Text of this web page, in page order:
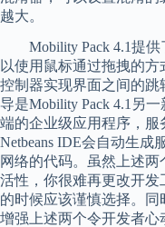
越大。
Mobility Pack 4.1提供
以使用鼠标通过拖拽的
控制器实现界面之间的跳
导是Mobility Pack 4.1另
端的企业级应用程序，服
Netbeans IDE会自动生成
网络的代码。虽然上述
活性，你很难再更改开发
的时候应该谨慎选择。同
增强上述两个令开发者心